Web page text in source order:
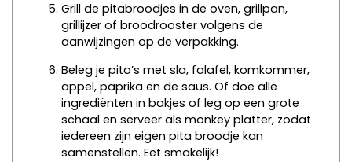
Grill de pitabroodjes in de oven, grillpan,
grillijzer of broodrooster volgens de
aanwijzingen op de verpakking.
Beleg je pita’s met sla, falafel, komkommer,
appel, paprika en de saus. Of doe alle
ingrediënten in bakjes of leg op een grote
schaal en serveer als monkey platter, zodat
iedereen zijn eigen pita broodje kan
samenstellen. Eet smakelijk!